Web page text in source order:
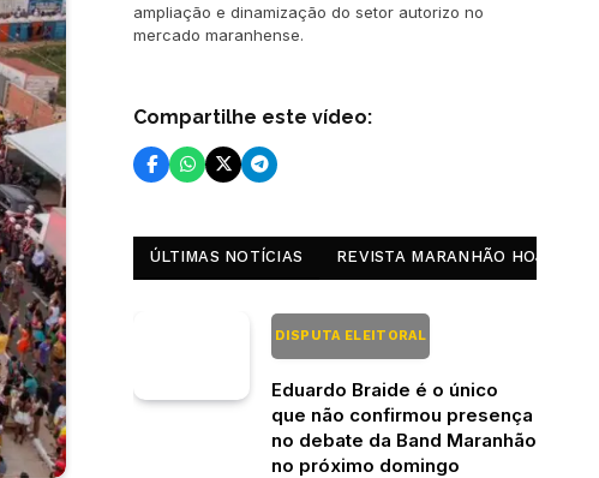
ampliação e dinamização do setor autorizo no
mercado maranhense.
Compartilhe este vídeo:
ÚLTIMAS NOTÍCIAS REVISTA MARANHÃO HOJE
DISPUTA ELEITORAL
Eduardo Braide é o único
que não confirmou presença
no debate da Band Maranhão
no próximo domingo